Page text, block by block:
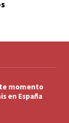
momento
en España